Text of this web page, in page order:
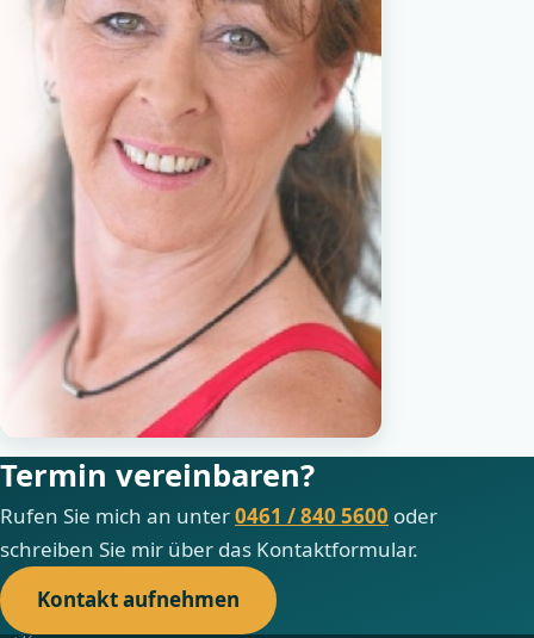
Termin vereinbaren?
Rufen Sie mich an unter0461 / 840 5600 oder
schreiben Sie mir über das Kontaktformular.
Kontakt aufnehmen